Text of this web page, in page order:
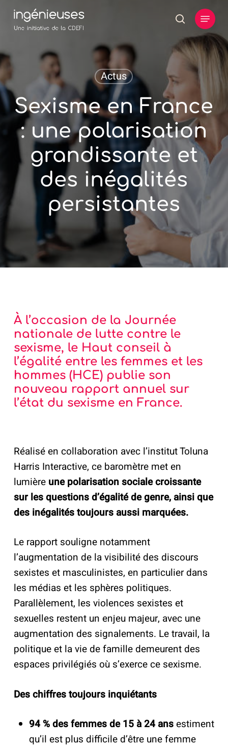
Skip
content
search
Menu
Actus
Sexisme en France
: une polarisation
grandissante et
des inégalités
persistantes
À l’occasion de la Journée
nationale de lutte contre le
sexisme, le Haut conseil à
l’égalité entre les femmes et les
hommes (HCE) publie son
nouveau rapport annuel sur
l’état du sexisme en France.
Réalisé en collaboration avec l’institut Toluna
Harris Interactive, ce baromètre met en
lumière une polarisation sociale croissante
sur les questions d’égalité de genre, ainsi que
des inégalités toujours aussi marquées.
Le rapport souligne notamment
l’augmentation de la visibilité des discours
sexistes et masculinistes, en particulier dans
les médias et les sphères politiques.
Parallèlement, les violences sexistes et
sexuelles restent un enjeu majeur, avec une
augmentation des signalements. Le travail, la
politique et la vie de famille demeurent des
espaces privilégiés où s’exerce ce sexisme.
Des chiffres toujours inquiétants
94 % des femmes de 15 à 24 ansestiment
qu’il est plus difficile d’être une femme